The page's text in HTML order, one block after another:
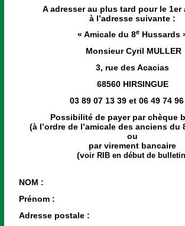
A adresser au plus tard pour le 1er
à l’adresse suivante :
« Amicale du 8e Hussards
Monsieur Cyril MULLER
3, rue des Acacias
68560 HIRSINGUE
03 89 07 13 39 et 06 49 74
Possibilité de payer par chèque
(à l’ordre de l’amicale des anciens du
ou
par virement bancaire
(voir RIB en début de
NOM :
Prénom :
Adresse postale :